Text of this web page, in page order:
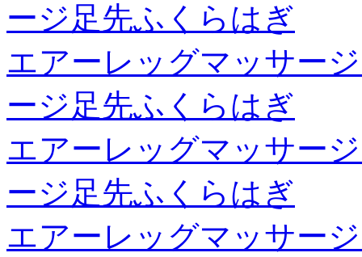
ージ足先ふくらはぎ
エアーレッグマッサー
ージ足先ふくらはぎ
エアーレッグマッサー
ージ足先ふくらはぎ
エアーレッグマッサー